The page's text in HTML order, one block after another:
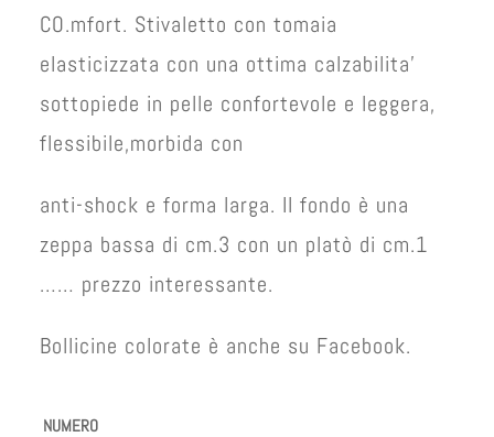
CO.mfort. Stivaletto con tomaia
elasticizzata con una ottima calzabilita’
sottopiede in pelle confortevole e leggera,
flessibile,morbida con
anti-shock e forma larga. Il fondo è una
zeppa bassa di cm.3 con un platò di cm.1
…… prezzo interessante.
Bollicine colorate è anche su Facebook.
NUMERO